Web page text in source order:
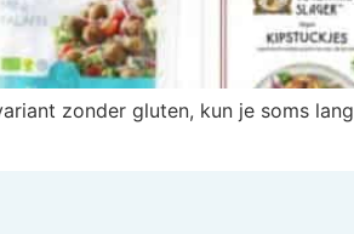
zonder gluten, kun je soms lang